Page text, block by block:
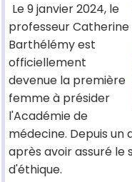
Le 9 janvier 2024, le
professeur Catherine
Barthélémy est
officiellement
devenue la première
femme à présider
l'Académie de
médecine. Depuis un
après avoir assuré
d'éthique.